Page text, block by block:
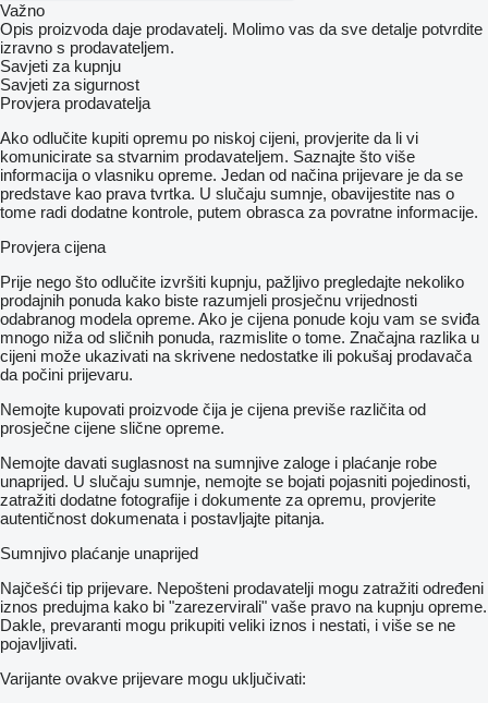
Važno
Opis proizvoda daje prodavatelj. Molimo vas da sve detalje potvrdite
izravno s prodavateljem.
Savjeti za kupnju
Savjeti za sigurnost
Provjera prodavatelja
Ako odlučite kupiti opremu po niskoj cijeni, provjerite da li vi
komunicirate sa stvarnim prodavateljem. Saznajte što više
informacija o vlasniku opreme. Jedan od načina prijevare je da se
predstave kao prava tvrtka. U slučaju sumnje, obavijestite nas o
tome radi dodatne kontrole, putem obrasca za povratne informacije.
Provjera cijena
Prije nego što odlučite izvršiti kupnju, pažljivo pregledajte nekoliko
prodajnih ponuda kako biste razumjeli prosječnu vrijednosti
odabranog modela opreme. Ako je cijena ponude koju vam se sviđa
mnogo niža od sličnih ponuda, razmislite o tome. Značajna razlika u
cijeni može ukazivati ​​na skrivene nedostatke ili pokušaj prodavača
da počini prijevaru.
Nemojte kupovati proizvode čija je cijena previše različita od
prosječne cijene slične opreme.
Nemojte davati suglasnost na sumnjive zaloge i plaćanje robe
unaprijed. U slučaju sumnje, nemojte se bojati pojasniti pojedinosti,
zatražiti dodatne fotografije i dokumente za opremu, provjerite
autentičnost dokumenata i postavljajte pitanja.
Sumnjivo plaćanje unaprijed
Najčešći tip prijevare. Nepošteni prodavatelji mogu zatražiti određeni
iznos predujma kako bi "zarezervirali" vaše pravo na kupnju opreme.
Dakle, prevaranti mogu prikupiti veliki iznos i nestati, i više se ne
pojavljivati.
Varijante ovakve prijevare mogu uključivati: